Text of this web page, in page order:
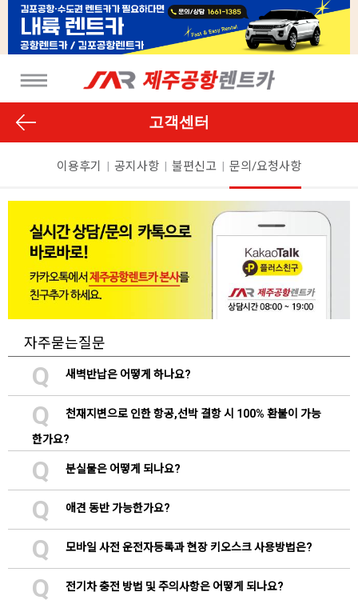
고객센터
이용후기 공지사항 불편신고 문의/요청사항
자주묻는질문
Q 새벽반납은 어떻게 하나요?
Q
천재지변으로 인한 항공,선박 결항 시 100% 환불이 가능
한가요?
Q 분실물은 어떻게 되나요?
Q 애견 동반 가능한가요?
Q 모바일 사전 운전자등록과 현장 키오스크 사용방법은?
Q 전기차 충전 방법 및 주의사항은 어떻게 되나요?